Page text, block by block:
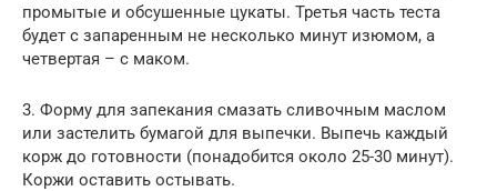
промытые и обсушенные цукаты. Третья часть теста
будет с запаренным не несколько минут изюмом, а
четвертая – с маком.
3. Форму для запекания смазать сливочным маслом
или застелить бумагой для выпечки. Выпечь каждый
корж до готовности (понадобится около 25-30 минут).
Коржи оставить остывать.